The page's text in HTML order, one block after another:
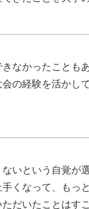
きなかったことも
の経験を活かし
ないという自覚が
くなって、もっ
だいたことはす